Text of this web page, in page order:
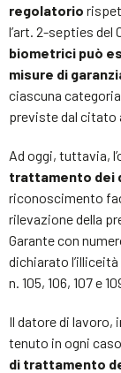
regolatorio
l’art. 2-septies del
biometrici può
misure di
ciascuna
previste dal citato
Ad oggi, tuttavia,
trattamento dei
riconoscimento
rilevazione della
Garante con
dichiarato
n. 105, 106, 107 e
Il datore di lavoro,
tenuto in ogni
di trattamento